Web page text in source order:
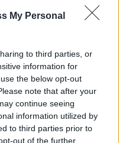
My Personal
to third parties, or
information for
the below opt-out
note that after your
continue seeing
information utilized by
to third parties prior to
out of the further
να σταματήσει η
Άλλα 7
η τρέχουσα γρίπη
νόσος. Η
έντονη το